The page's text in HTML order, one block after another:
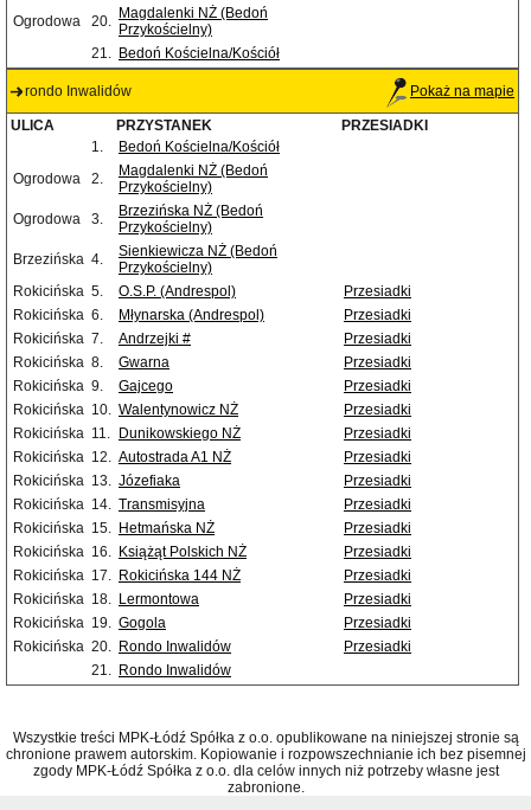
Ogrodowa
20. Magdalenki NŻ (Bedoń
Przykościelny)
21. Bedoń Kościelna/Kościół
rondo Inwalidów Pokaż na mapie
ULICA PRZYSTANEK
PRZESIADKI
1.
Bedoń Kościelna/Kościół
Ogrodowa
2.
Magdalenki NŻ (Bedoń
Przykościelny)
Ogrodowa
3.
Brzezińska NŻ (Bedoń
Przykościelny)
Brzezińska 4.
Sienkiewicza NŻ (Bedoń
Przykościelny)
Rokicińska 5. O.S.P. (Andrespol)
Przesiadki
Rokicińska 6. Młynarska (Andrespol)
Przesiadki
Rokicińska 7. Andrzejki #
Przesiadki
Rokicińska 8. Gwarna
Przesiadki
Rokicińska 9. Gajcego
Przesiadki
Rokicińska 10. Walentynowicz NŻ
Przesiadki
Rokicińska 11. Dunikowskiego NŻ
Przesiadki
Rokicińska 12. Autostrada A1 NŻ
Przesiadki
Rokicińska 13. Józefiaka
Przesiadki
Rokicińska 14. Transmisyjna
Przesiadki
Rokicińska 15. Hetmańska NŻ
Przesiadki
Rokicińska 16. Książąt Polskich NŻ
Przesiadki
Rokicińska 17. Rokicińska 144 NŻ
Przesiadki
Rokicińska 18. Lermontowa
Przesiadki
Rokicińska 19. Gogola
Przesiadki
Rokicińska 20. Rondo Inwalidów
Przesiadki
21. Rondo Inwalidów
Wszystkie treści MPK-Łódź Spółka z o.o. opublikowane na niniejszej stronie są
chronione prawem autorskim. Kopiowanie i rozpowszechnianie ich bez pisemnej
zgody MPK-Łódź Spółka z o.o. dla celów innych niż potrzeby własne jest
zabronione.